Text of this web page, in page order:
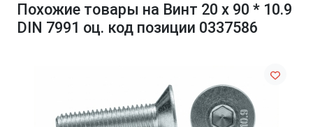
Похожие товары на Винт 20 х 90 * 10.9
DIN 7991 оц. код позиции 0337586